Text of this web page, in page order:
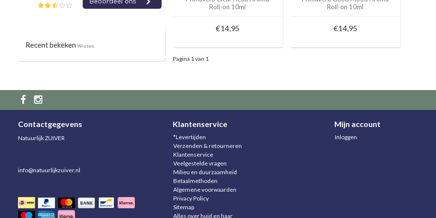
Recent bekeken Wissen
Roll-on 10ml
€14,95
Roll-on 10ml
€14,95
Pagina 1 van 1
Contactgegevens
Natuurlijk ZUIVER
info@natuurlijkzuiver.nl
Klantenservice
*Levertijden
Verzenden & retourneren
Klantenservice
Veelgestelde vragen
Milieu en duurzaamheid
Betaalmethoden
Algemene voorwaarden
Privacy Policy
Sitemap
Alles over huid en haar
Mijn account
Inloggen